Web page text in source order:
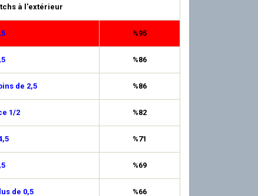
à l'extérieur
%95
%86
de 2,5 %86
1/2 %82
%71
%69
de 0,5 %66